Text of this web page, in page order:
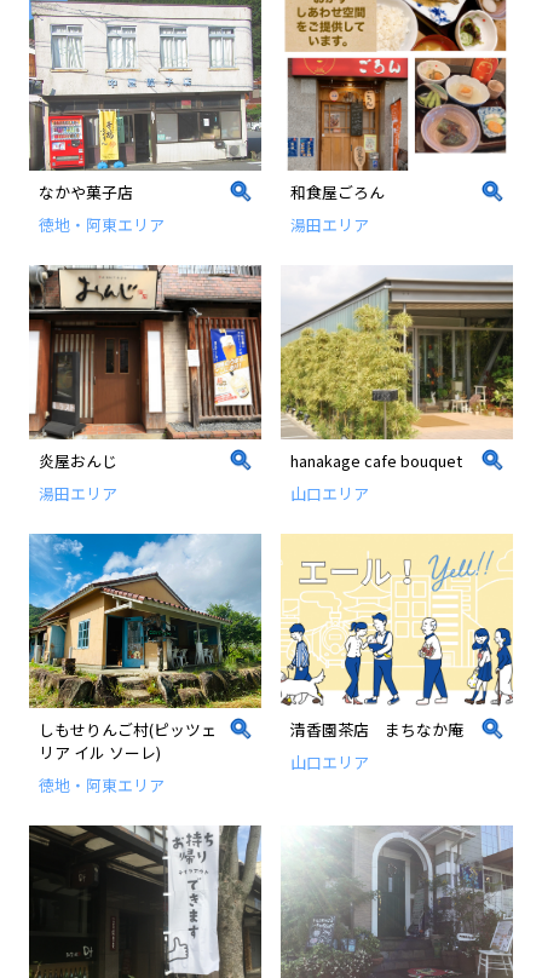
なかや菓子店
徳地・阿東エリア
和食屋ごろん
湯田エリア
炎屋おんじ
湯田エリア
hanakage cafe bouquet
山口エリア
しもせりんご村(ピッツェ
リア イル ソーレ)
徳地・阿東エリア
清香園茶店 まちなか庵
山口エリア